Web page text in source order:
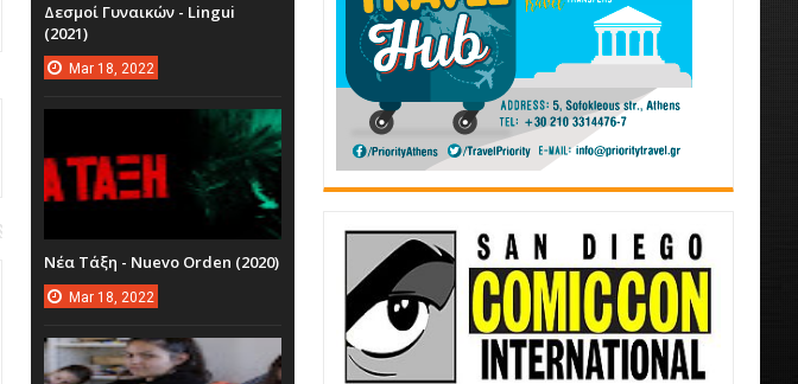
Δεσμοί Γυναικών - Lingui
(2021)
Mar 18, 2022
Νέα Τάξη - Nuevo Orden (2020)
Mar 18, 2022